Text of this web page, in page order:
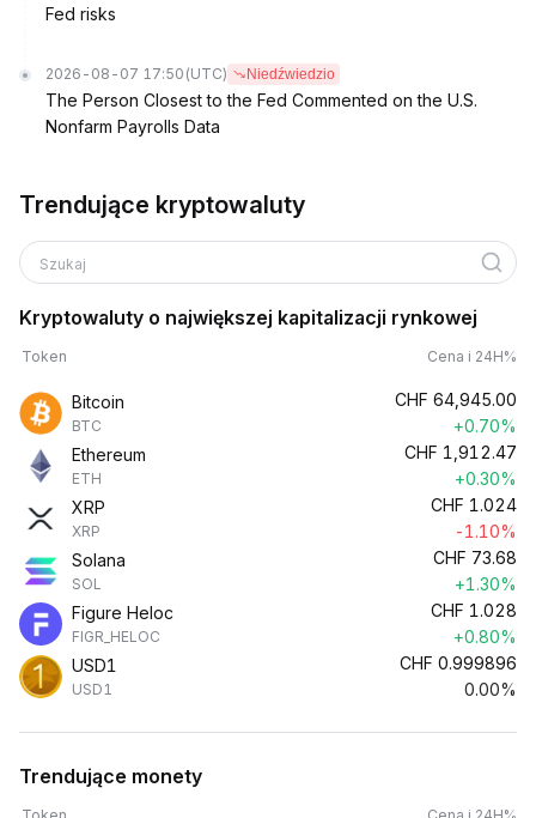
Fed risks
2026-08-07 17:50 (UTC) Niedźwiedzio
The Person Closest to the Fed Commented on the U.S.
Nonfarm Payrolls Data
Trendujące kryptowaluty
Szukaj
Kryptowaluty o największej kapitalizacji rynkowej
Token Cena i 24H%
Bitcoin
BTC
CHF 64,945.00
+0.70%
Ethereum
ETH
CHF 1,912.47
+0.30%
XRP
XRP
CHF 1.024
-1.10%
Solana
SOL
CHF 73.68
+1.30%
Figure Heloc
FIGR_HELOC
CHF 1.028
+0.80%
USD1
USD1
CHF 0.999896
0.00%
Trendujące monety